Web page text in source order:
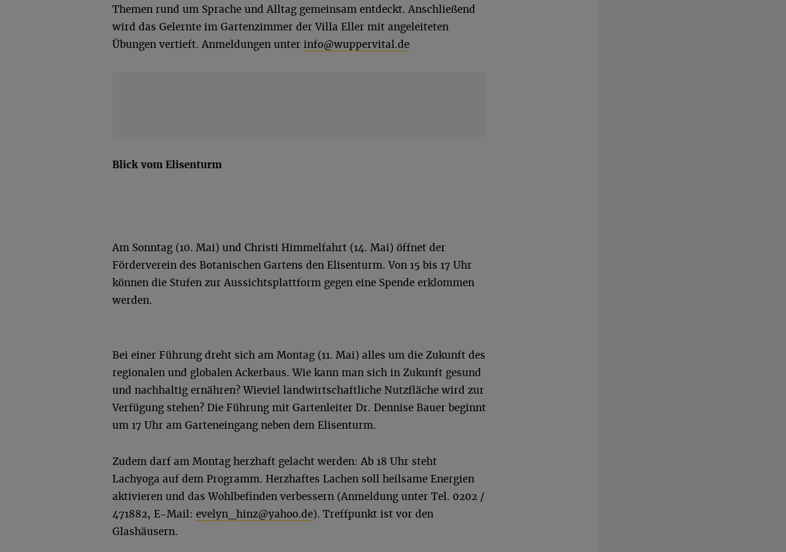
Themen rund um Sprache und Alltag gemeinsam entdeckt. Anschließend
wird das Gelernte im Gartenzimmer der Villa Eller mit angeleiteten
Übungen vertieft. Anmeldungen unter info@wuppervital.de
Blick vom Elisenturm
Am Sonntag (10. Mai) und Christi Himmelfahrt (14. Mai) öffnet der
Förderverein des Botanischen Gartens den Elisenturm. Von 15 bis 17 Uhr
können die Stufen zur Aussichtsplattform gegen eine Spende erklommen
werden.
Bei einer Führung dreht sich am Montag (11. Mai) alles um die Zukunft des
regionalen und globalen Ackerbaus. Wie kann man sich in Zukunft gesund
und nachhaltig ernähren? Wieviel landwirtschaftliche Nutzfläche wird zur
Verfügung stehen? Die Führung mit Gartenleiter Dr. Dennise Bauer beginnt
um 17 Uhr am Garteneingang neben dem Elisenturm.
Zudem darf am Montag herzhaft gelacht werden: Ab 18 Uhr steht
Lachyoga auf dem Programm. Herzhaftes Lachen soll heilsame Energien
aktivieren und das Wohlbefinden verbessern (Anmeldung unter Tel. 0202 /
471882, E-Mail: evelyn_hinz@yahoo.de). Treffpunkt ist vor den
Glashäusern.